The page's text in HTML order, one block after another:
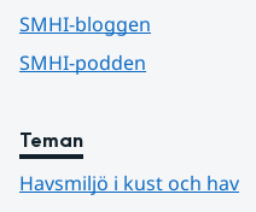
SMHI-bloggen
SMHI-podden
Teman
Havsmiljö i kust och hav